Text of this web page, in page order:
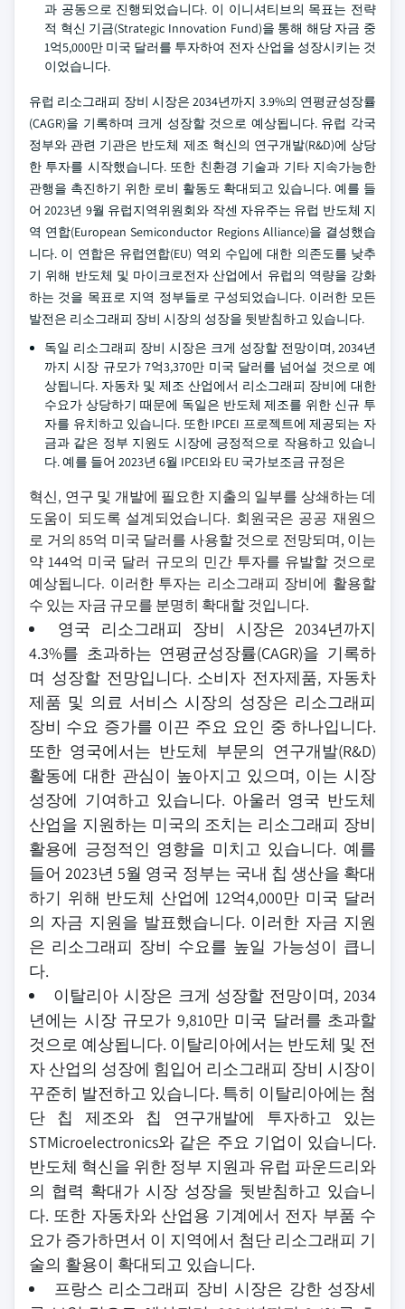
과 공동으로 진행되었습니다. 이 이니셔티브의 목표는 전략
적 혁신 기금(Strategic Innovation Fund)을 통해 해당 자금 중
1억5,000만 미국 달러를 투자하여 전자 산업을 성장시키는 것
이었습니다.
유럽 리소그래피 장비 시장은 2034년까지 3.9%의 연평균성장률
(CAGR)을 기록하며 크게 성장할 것으로 예상됩니다. 유럽 각국
정부와 관련 기관은 반도체 제조 혁신의 연구개발(R&D)에 상당
한 투자를 시작했습니다. 또한 친환경 기술과 기타 지속가능한
관행을 촉진하기 위한 로비 활동도 확대되고 있습니다. 예를 들
어 2023년 9월 유럽지역위원회와 작센 자유주는 유럽 반도체 지
역 연합(European Semiconductor Regions Alliance)을 결성했습
니다. 이 연합은 유럽연합(EU) 역외 수입에 대한 의존도를 낮추
기 위해 반도체 및 마이크로전자 산업에서 유럽의 역량을 강화
하는 것을 목표로 지역 정부들로 구성되었습니다. 이러한 모든
발전은 리소그래피 장비 시장의 성장을 뒷받침하고 있습니다.
독일 리소그래피 장비 시장은 크게 성장할 전망이며, 2034년
까지 시장 규모가 7억3,370만 미국 달러를 넘어설 것으로 예
상됩니다. 자동차 및 제조 산업에서 리소그래피 장비에 대한
수요가 상당하기 때문에 독일은 반도체 제조를 위한 신규 투
자를 유치하고 있습니다. 또한 IPCEI 프로젝트에 제공되는 자
금과 같은 정부 지원도 시장에 긍정적으로 작용하고 있습니
다. 예를 들어 2023년 6월 IPCEI와 EU 국가보조금 규정은
혁신, 연구 및 개발에 필요한 지출의 일부를 상쇄하는 데
도움이 되도록 설계되었습니다. 회원국은 공공 재원으
로 거의 85억 미국 달러를 사용할 것으로 전망되며, 이는
약 144억 미국 달러 규모의 민간 투자를 유발할 것으로
예상됩니다. 이러한 투자는 리소그래피 장비에 활용할
수 있는 자금 규모를 분명히 확대할 것입니다.
영국 리소그래피 장비 시장은 2034년까지
4.3%를 초과하는 연평균성장률(CAGR)을 기록하
며 성장할 전망입니다. 소비자 전자제품, 자동차
제품 및 의료 서비스 시장의 성장은 리소그래피
장비 수요 증가를 이끈 주요 요인 중 하나입니다.
또한 영국에서는 반도체 부문의 연구개발(R&D)
활동에 대한 관심이 높아지고 있으며, 이는 시장
성장에 기여하고 있습니다. 아울러 영국 반도체
산업을 지원하는 미국의 조치는 리소그래피 장비
활용에 긍정적인 영향을 미치고 있습니다. 예를
들어 2023년 5월 영국 정부는 국내 칩 생산을 확대
하기 위해 반도체 산업에 12억4,000만 미국 달러
의 자금 지원을 발표했습니다. 이러한 자금 지원
은 리소그래피 장비 수요를 높일 가능성이 큽니
다.
이탈리아 시장은 크게 성장할 전망이며, 2034
년에는 시장 규모가 9,810만 미국 달러를 초과할
것으로 예상됩니다. 이탈리아에서는 반도체 및 전
자 산업의 성장에 힘입어 리소그래피 장비 시장이
꾸준히 발전하고 있습니다. 특히 이탈리아에는 첨
단 칩 제조와 칩 연구개발에 투자하고 있는
STMicroelectronics와 같은 주요 기업이 있습니다.
반도체 혁신을 위한 정부 지원과 유럽 파운드리와
의 협력 확대가 시장 성장을 뒷받침하고 있습니
다. 또한 자동차와 산업용 기계에서 전자 부품 수
요가 증가하면서 이 지역에서 첨단 리소그래피 기
술의 활용이 확대되고 있습니다.
프랑스 리소그래피 장비 시장은 강한 성장세